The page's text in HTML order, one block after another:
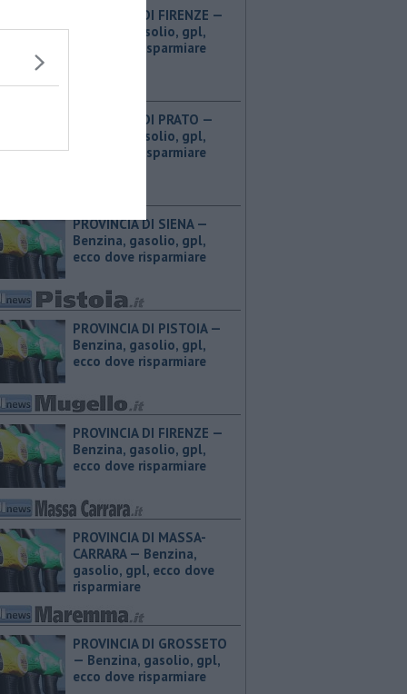
PROVINCIA DI FIRENZE — ​
Benzina, gasolio, gpl,
ecco dove risparmiare
PROVINCIA DI PRATO — ​
Benzina, gasolio, gpl,
ecco dove risparmiare
PROVINCIA DI SIENA — ​
Benzina, gasolio, gpl,
ecco dove risparmiare
PROVINCIA DI PISTOIA — ​
Benzina, gasolio, gpl,
ecco dove risparmiare
PROVINCIA DI FIRENZE — ​
Benzina, gasolio, gpl,
ecco dove risparmiare
PROVINCIA DI MASSA-
CARRARA — ​Benzina,
gasolio, gpl, ecco dove
risparmiare
PROVINCIA DI GROSSETO
— ​Benzina, gasolio, gpl,
ecco dove risparmiare